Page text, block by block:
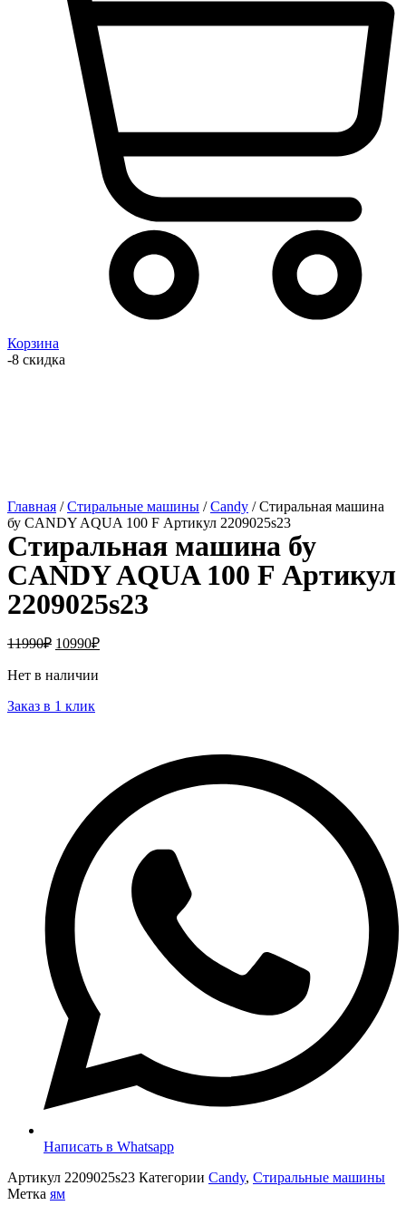
Корзина
-8 скидка
Главная /Стиральные машины /Candy / Стиральная машина
бу CANDY AQUA 100 F Артикул 2209025s23
Стиральная машина бу
CANDY AQUA 100 F Артикул
2209025s23
11990₽ 10990₽
Нет в наличии
Заказ в 1 клик
Написать в Whatsapp
Артикул 2209025s23 Категории Candy, Стиральные машины
Метка ям